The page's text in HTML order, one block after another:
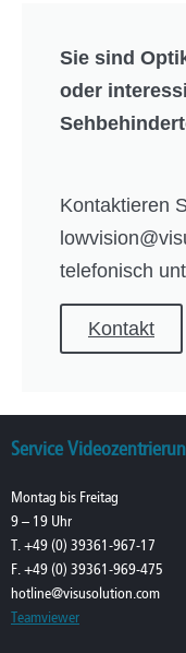
Sie sind
oder
Kontaktieren
telefonisch
Kontakt
Service
Montag bis Freitag
9 – 19 Uhr
T. +49 (0) 39361-967-17
F. +49 (0) 39361-969-475
hotline@visusolution.com
Teamviewer